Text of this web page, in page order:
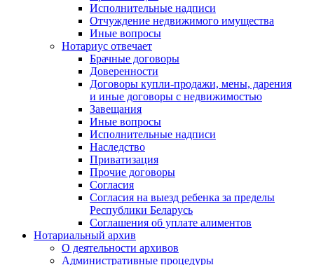
Исполнительные надписи
Отчуждение недвижимого имущества
Иные вопросы
Нотариус отвечает
Брачные договоры
Доверенности
Договоры купли-продажи, мены, дарения
и иные договоры с недвижимостью
Завещания
Иные вопросы
Исполнительные надписи
Наследство
Приватизация
Прочие договоры
Согласия
Согласия на выезд ребенка за пределы
Республики Беларусь
Соглашения об уплате алиментов
Нотариальный архив
О деятельности архивов
Административные процедуры